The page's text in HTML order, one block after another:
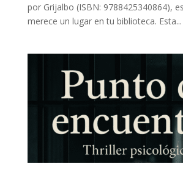
por Grijalbo (ISBN: 9788425340864),
merece un lugar en tu biblioteca. Esta...